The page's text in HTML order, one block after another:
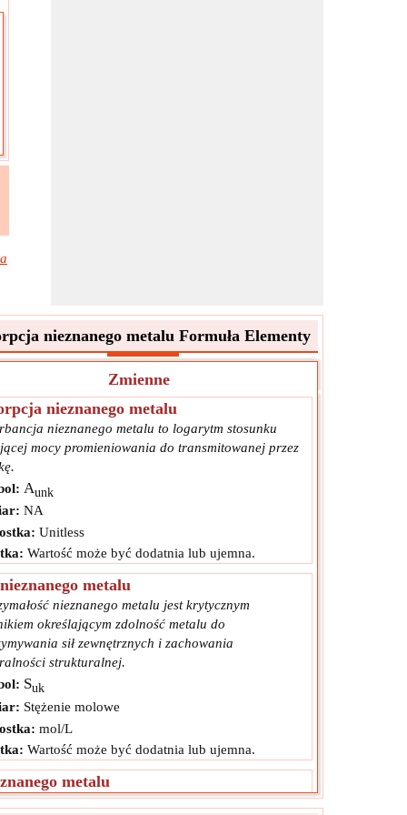
nieznanego metalu Formuła Elementy
Zmienne
nieznanego metalu
nieznanego metalu to logarytm stosunku
mocy promieniowania do transmitowanej przez
Aunk
NA
Unitless
Wartość może być dodatnia lub ujemna.
nieznanego metalu
nieznanego metalu jest krytycznym
określającym zdolność metalu do
sił zewnętrznych i zachowania
strukturalnej.
Suk
Stężenie molowe
mol/L
Wartość może być dodatnia lub ujemna.
znanego metalu
znanego metalu jest krytycznym czynnikiem